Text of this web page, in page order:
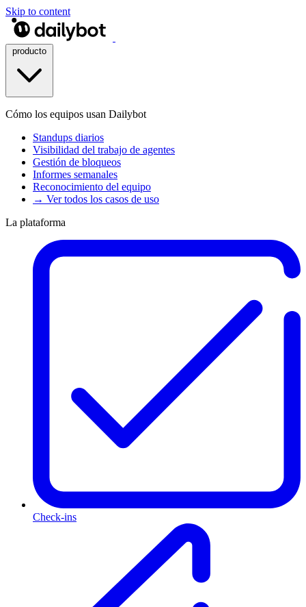
Skip to content
Cómo los equipos usan Dailybot
Standups diarios
Visibilidad del trabajo de agentes
Gestión de bloqueos
Informes semanales
Reconocimiento del equipo
→ Ver todos los casos de uso
La plataforma
Check-ins